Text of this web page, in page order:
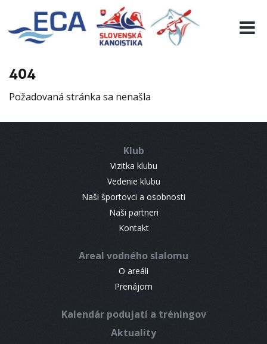
404
Požadovaná stránka sa nenašla
Klub
Vizitka klubu
Vedenie klubu
Naši športovci a osobnosti
Naši partneri
Kontakt
Areal vodného slalomu
O areáli
Prenájom
Kalendár podujatí a tréningov
Aktuality
EURO 19
INFO
RESULTS
CONTACT